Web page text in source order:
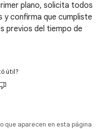
plano, solicita todos
confirma que cumpliste
previos del tiempo de
útil?
que aparecen en esta página